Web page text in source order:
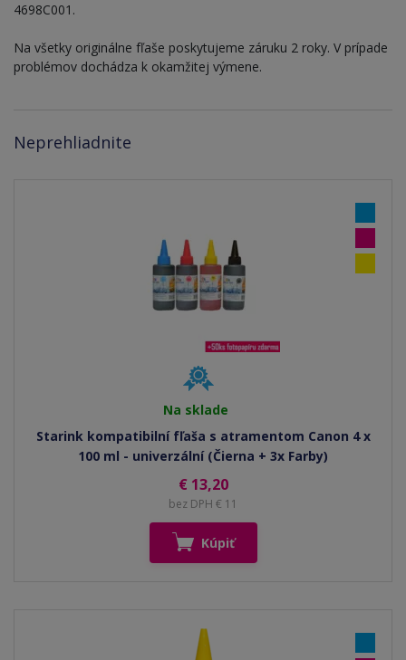
4698C001.
Na všetky originálne fľaše poskytujeme záruku 2 roky. V prípade
problémov dochádza k okamžitej výmene.
Neprehliadnite
Na sklade
Starink kompatibilní fľaša s atramentom Canon 4 x
100 ml - univerzální (Čierna + 3x Farby)
€ 13,20
bez DPH € 11
Kúpiť